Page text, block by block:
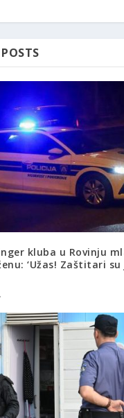
kluba u Rovinju
‘Užas! Zaštitari